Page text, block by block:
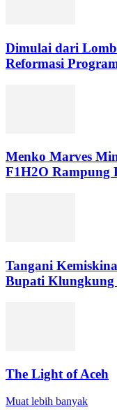
Dimulai dari
Reformasi
Menko Marves
F1H2O Rampung
Tangani
Bupati
The Light of Aceh
Muat lebih banyak